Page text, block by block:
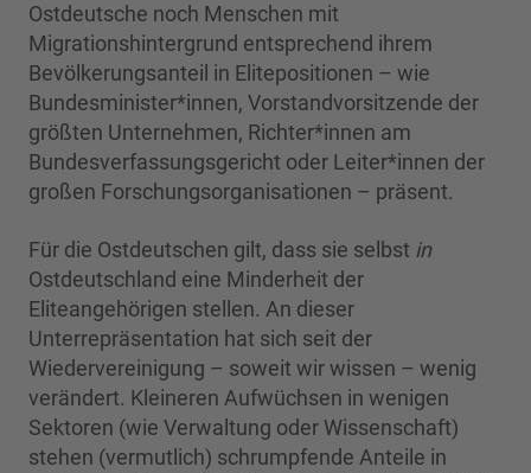
Ostdeutsche noch Menschen mit
Migrationshintergrund entsprechend ihrem
Bevölkerungsanteil in Elitepositionen – wie
Bundesminister*innen, Vorstandvorsitzende der
größten Unternehmen, Richter*innen am
Bundesverfassungsgericht oder Leiter*innen der
großen Forschungsorganisationen – präsent.
Für die Ostdeutschen gilt, dass sie selbst in
Ostdeutschland eine Minderheit der
Eliteangehörigen stellen. An dieser
Unterrepräsentation hat sich seit der
Wiedervereinigung – soweit wir wissen – wenig
verändert. Kleineren Aufwüchsen in wenigen
Sektoren (wie Verwaltung oder Wissenschaft)
stehen (vermutlich) schrumpfende Anteile in